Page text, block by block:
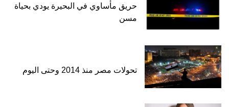
حريق مأساوي في البحيرة يودي بحياة
مسن
تحولات مصر منذ 2014 وحتى اليوم